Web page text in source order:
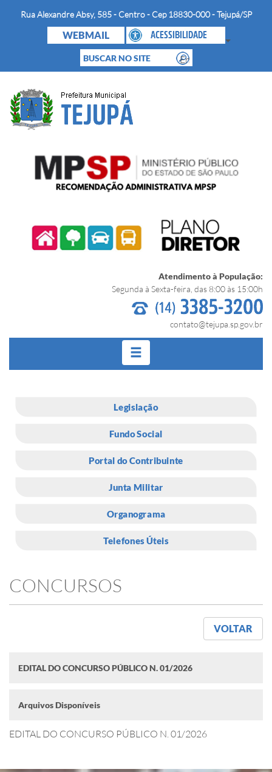
Rua Alexandre Absy, 585 - Centro - Cep 18830-000 - Tejupá/SP
WEBMAIL
Atendimento à População:
Segunda à Sexta-feira, das 8:00 às 15:00h
contato@tejupa.sp.gov.br
Legislação
Fundo Social
Portal do Contribuinte
Junta Militar
Organograma
Telefones Úteis
CONCURSOS
VOLTAR
EDITAL DO CONCURSO PÚBLICO N. 01/2026
Arquivos Disponíveis
EDITAL DO CONCURSO PÚBLICO N. 01/2026